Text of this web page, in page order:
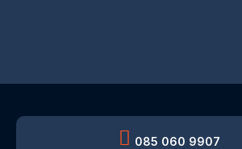
085 060 9907